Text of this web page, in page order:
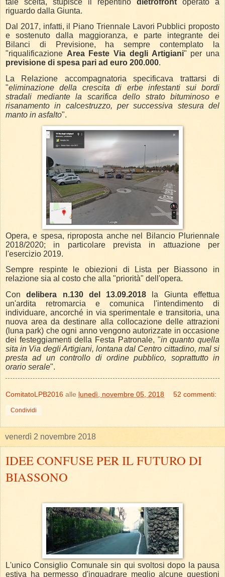
tale scelta, stupisce il repentino dietrofront operato a
riguardo dalla Giunta.
Dal 2017, infatti, il Piano Triennale Lavori Pubblici proposto
e sostenuto dalla maggioranza, e parte integrante dei
Bilanci di Previsione, ha sempre contemplato la
"riqualificazione Area Feste Via degli Artigiani" per una
previsione di spesa pari ad euro 200.000.
La Relazione accompagnatoria specificava trattarsi di
"eliminazione della crescita di erbe infestanti sui bordi
stradali mediante la scarifica dello strato bituminoso e
risanamento in calcestruzzo, per successiva stesura del
manto in asfalto".
Opera, e spesa, riproposta anche nel Bilancio Pluriennale
2018/2020; in particolare prevista in attuazione per
l'esercizio 2019.
Sempre respinte le obiezioni di Lista per Biassono in
relazione sia al costo che alla "priorità" dell'opera.
Condelibera n.130 del 13.09.2018 la Giunta effettua
un'ardita retromarcia e comunica l'intendimento di
individuare, ancorché in via sperimentale e transitoria, una
nuova area da destinare alla collocazione delle attrazioni
(luna park) che ogni anno vengono autorizzate in occasione
dei festeggiamenti della Festa Patronale, "in quanto quella
sita in Via degli Artigiani, lontana dal Centro cittadino, mal si
presta ad un controllo di ordine pubblico, soprattutto in
orario serale".
ComitatoLPB2016 alle lunedì, novembre 05, 2018 52 commenti:
Condividi
venerdì 2 novembre 2018
IDEE CONFUSE PER IL FUTURO DI
BIASSONO
L'unico Consiglio Comunale sin qui svoltosi dopo la pausa
estiva ha permesso d'inquadrare meglio alcune questioni